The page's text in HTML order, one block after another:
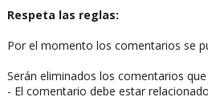
Respeta las reglas:
Por el momento los comentarios se
Serán eliminados los comentarios
- El comentario debe estar